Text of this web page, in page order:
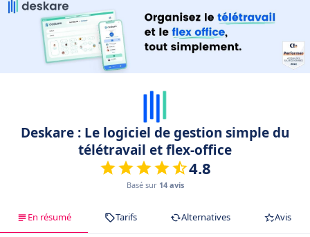
Deskare : Le logiciel de gestion simple du
télétravail et flex-office
4.8
Basé sur 14 avis
En résumé Tarifs Alternatives Avis